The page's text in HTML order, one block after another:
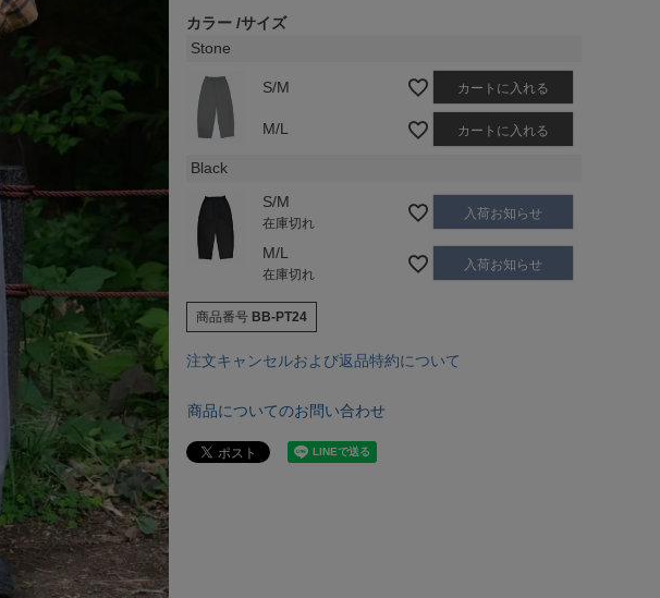
カラー サイズ
Stone
S/M カートに入れる
M/L カートに入れる
Black
S/M
在庫切れ
入荷お知らせ
M/L
在庫切れ
入荷お知らせ
商品番号 BB-PT24
注文キャンセルおよび返品特約について
商品についてのお問い合わせ